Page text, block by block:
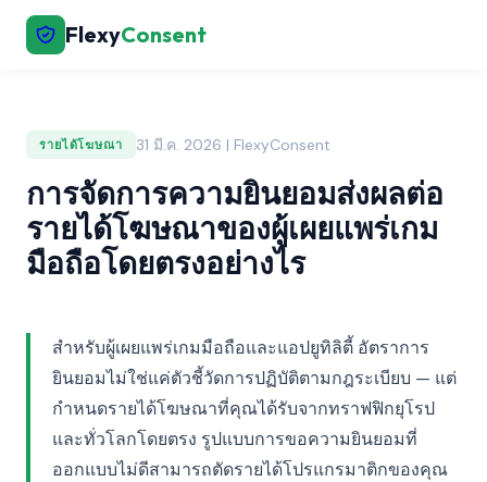
FlexyConsent
รายได้โฆษณา 31 มี.ค. 2026 | FlexyConsent
การจัดการความยินยอมส่งผลต่อ
รายได้โฆษณาของผู้เผยแพร่เกม
มือถือโดยตรงอย่างไร
สำหรับผู้เผยแพร่เกมมือถือและแอปยูทิลิตี้ อัตราการ
ยินยอมไม่ใช่แค่ตัวชี้วัดการปฏิบัติตามกฎระเบียบ — แต่
กำหนดรายได้โฆษณาที่คุณได้รับจากทราฟฟิกยุโรป
และทั่วโลกโดยตรง รูปแบบการขอความยินยอมที่
ออกแบบไม่ดีสามารถตัดรายได้โปรแกรมาติกของคุณ